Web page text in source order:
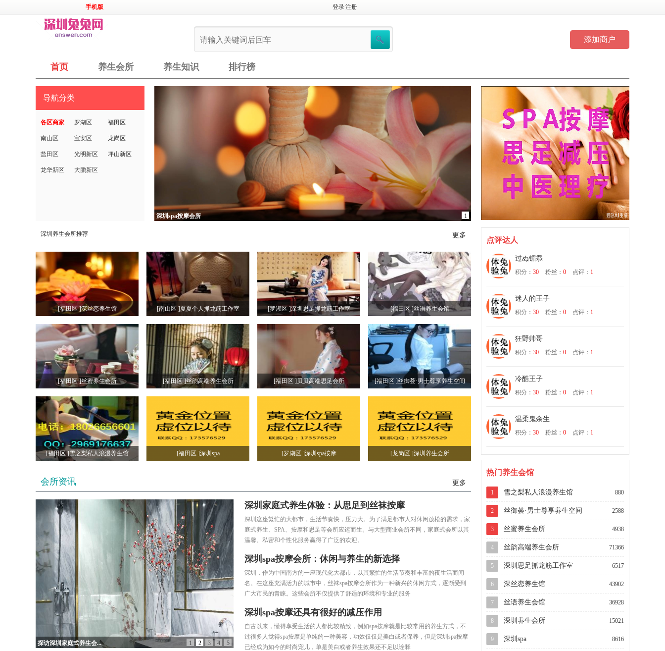
手机版 登录注册
添加商户
首页 养生会所 养生知识 排行榜
导航分类
各区商家 罗湖区 福田区
南山区 宝安区 龙岗区
盐田区 光明新区 坪山新区
龙华新区 大鹏新区
深圳spa按摩会所 1
更多
深圳养生会所推荐
[福田区 ]深丝恋养生馆 [南山区 ]夏夏个人抓龙筋工作室 [罗湖区 ]深圳思足抓龙筋工作室 [福田区 ]丝语养生会馆
[福田区 ]丝蜜养生会所 [福田区 ]丝韵高端养生会所 [福田区 ]贝贝高端思足会所 [福田区 ]丝御荟·男士尊享养生空间
[福田区 ]雪之梨私人浪漫养生馆 [福田区 ]深圳spa [罗湖区 ]深圳spa按摩 [龙岗区 ]深圳养生会所
更多
会所资讯
探访深圳家庭式养生会... 1 2 3 4 5
深圳家庭式养生体验：从思足到丝袜按摩
深圳这座繁忙的大都市，生活节奏快，压力大。为了满足都市人对休闲放松的需求，家
庭式养生、SPA、按摩和思足等会所应运而生。与大型商业会所不同，家庭式会所以其
温馨、私密和个性化服务赢得了广泛的欢迎。
深圳spa按摩会所：休闲与养生的新选择
深圳，作为中国南方的一座现代化大都市，以其繁忙的生活节奏和丰富的夜生活而闻
名。在这座充满活力的城市中，丝袜spa按摩会所作为一种新兴的休闲方式，逐渐受到
广大市民的青睐。这些会所不仅提供了舒适的环境和专业的服务
深圳spa按摩还具有很好的减压作用
自古以来，懂得享受生活的人都比较精致，例如spa按摩就是比较常用的养生方式，不
过很多人觉得spa按摩是单纯的一种美容，功效仅仅是美白或者保养，但是深圳spa按摩
已经成为如今的时尚宠儿，单是美白或者养生效果还不足以诠释
点评达人
过ぬ镅忝
积分： 30 粉丝： 0 点评： 1
迷人的王子
积分： 30 粉丝： 0 点评： 1
狂野帅哥
积分： 30 粉丝： 0 点评： 1
冷酷王子
积分： 30 粉丝： 0 点评： 1
温柔鬼余生
积分： 30 粉丝： 0 点评： 1
热门养生会馆
880
1 雪之梨私人浪漫养生馆
2588
2 丝御荟·男士尊享养生空间
4938
3 丝蜜养生会所
71366
4 丝韵高端养生会所
6517
5 深圳思足抓龙筋工作室
43902
6 深丝恋养生馆
36928
7 丝语养生会馆
15021
8 深圳养生会所
8616
9 深圳spa